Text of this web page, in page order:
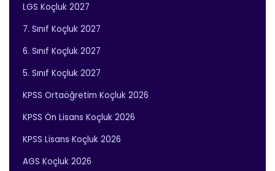
LGS Koçluk 2027
7. Sınıf Koçluk 2027
6. Sınıf Koçluk 2027
5. Sınıf Koçluk 2027
KPSS Ortaöğretim Koçluk 2026
KPSS Ön Lisans Koçluk 2026
KPSS Lisans Koçluk 2026
AGS Koçluk 2026